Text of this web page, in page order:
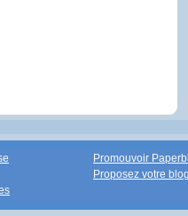
Promouvoir
Proposez votre blog